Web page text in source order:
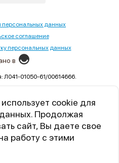
марафоны по
персональных данных
соглашение
персональных данных
в
Л041-01050-61/00614666.
cookie для
Продолжая
сайт, Вы даете свое
работу с этими